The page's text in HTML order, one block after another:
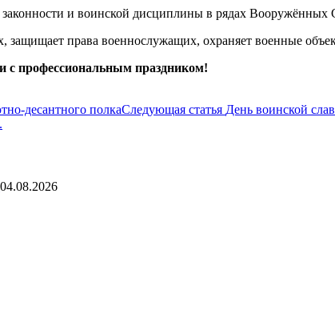
и воинской дисциплины в рядах Вооружённых
защищает права военнослужащих, охраняет военные
с профессиональным праздником!
десантного полкаСледующая статья День воинской
04.08.2026